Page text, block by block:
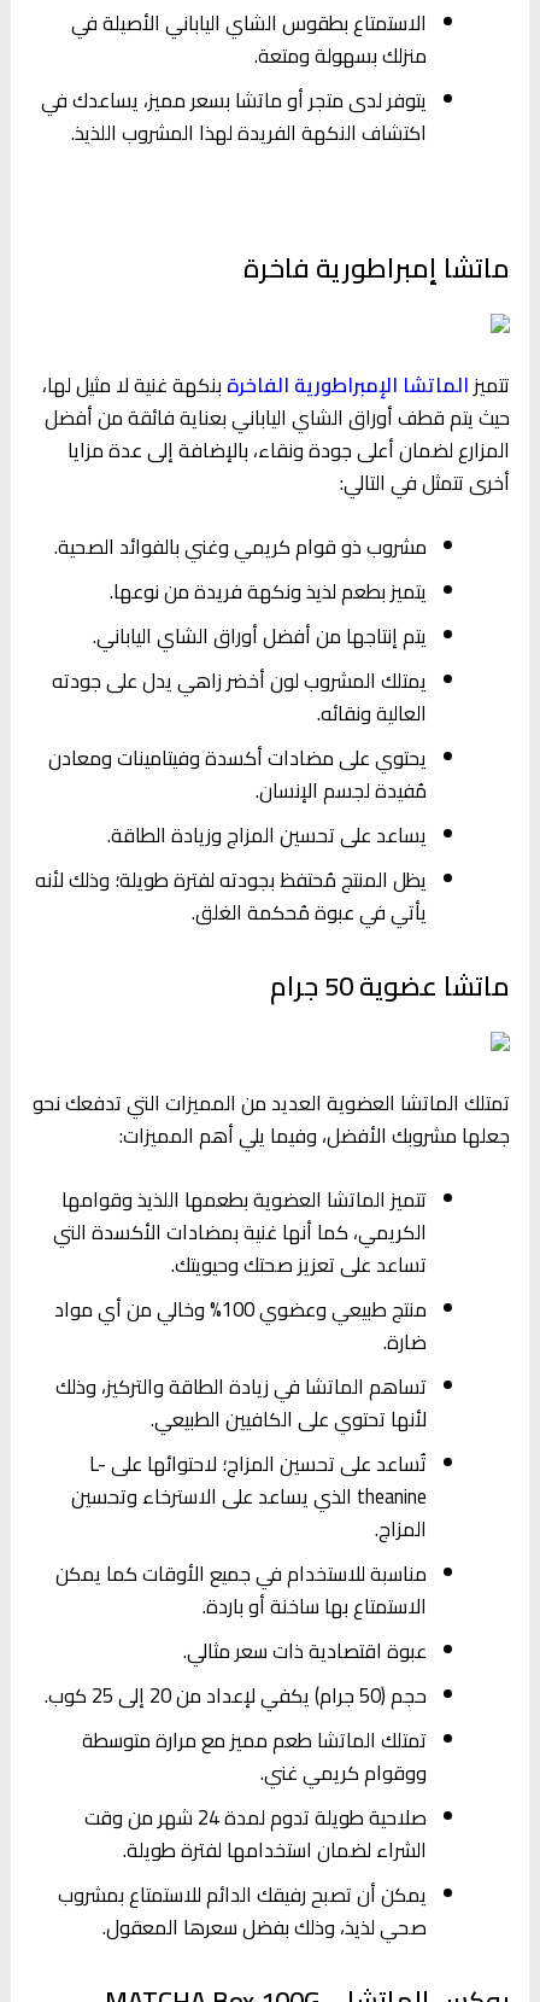
الاستمتاع بطقوس الشاي الياباني الأصيلة في
منزلك بسهولة ومتعة.
يتوفر لدى متجر أو ماتشا بسعر مميز، يساعدك في
اكتشاف النكهة الفريدة لهذا المشروب اللذيذ.
ماتشا إمبراطورية فاخرة
تتميزالماتشا الإمبراطورية الفاخرة بنكهة غنية لا مثيل لها،
حيث يتم قطف أوراق الشاي الياباني بعناية فائقة من أفضل
المزارع لضمان أعلى جودة ونقاء، بالإضافة إلى عدة مزايا
أخرى تتمثل في التالي:
مشروب ذو قوام كريمي وغني بالفوائد الصحية.
يتميز بطعم لذيذ ونكهة فريدة من نوعها.
يتم إنتاجها من أفضل أوراق الشاي الياباني.
يمتلك المشروب لون أخضر زاهي يدل على جودته
العالية ونقائه.
يحتوي على مضادات أكسدة وفيتامينات ومعادن
مُفيدة لجسم الإنسان.
يساعد على تحسين المزاج وزيادة الطاقة.
يظل المنتج مُحتفظ بجودته لفترة طويلة؛ وذلك لأنه
يأتي في عبوة مُحكمة الغلق.
ماتشا عضوية 50 جرام
تمتلك الماتشا العضوية العديد من المميزات التي تدفعك نحو
جعلها مشروبك الأفضل، وفيما يلي أهم المميزات:
تتميز الماتشا العضوية بطعمها اللذيذ وقوامها
الكريمي، كما أنها غنية بمضادات الأكسدة التي
تساعد على تعزيز صحتك وحيويتك.
منتج طبيعي وعضوي 100% وخالي من أي مواد
ضارة.
تساهم الماتشا في زيادة الطاقة والتركيز، وذلك
لأنها تحتوي على الكافيين الطبيعي.
تُساعد على تحسين المزاج؛ لاحتوائها على L-
theanine الذي يساعد على الاسترخاء وتحسين
المزاج.
مناسبة للاستخدام في جميع الأوقات كما يمكن
الاستمتاع بها ساخنة أو باردة.
عبوة اقتصادية ذات سعر مثالي.
حجم (50 جرام) يكفي لإعداد من 20 إلى 25 كوب.
تمتلك الماتشا طعم مميز مع مرارة متوسطة
ووقوام كريمي غني.
صلاحية طويلة تدوم لمدة 24 شهر من وقت
الشراء لضمان استخدامها لفترة طويلة.
يمكن أن تصبح رفيقك الدائم للاستمتاع بمشروب
صحي لذيذ، وذلك بفضل سعرها المعقول.